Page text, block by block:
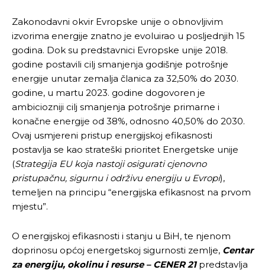
Zakonodavni okvir Evropske unije o obnovljivim
izvorima energije znatno je evoluirao u posljednjih 15
godina. Dok su predstavnici Evropske unije 2018.
godine postavili cilj smanjenja godišnje potrošnje
energije unutar zemalja članica za 32,50% do 2030.
godine, u martu 2023. godine dogovoren je
ambiciozniji cilj smanjenja potrošnje primarne i
konačne energije od 38%, odnosno 40,50% do 2030.
Ovaj usmjereni pristup energijskoj efikasnosti
postavlja se kao strateški prioritet Energetske unije
(Strategija EU koja nastoji osigurati cjenovno
pristupačnu, sigurnu i održivu energiju u Evropi),
temeljen na principu “energijska efikasnost na prvom
mjestu”.
O energijskoj efikasnosti i stanju u BiH, te njenom
doprinosu općoj energetskoj sigurnosti zemlje, Centar
za energiju, okolinu i resurse – CENER 21predstavlja